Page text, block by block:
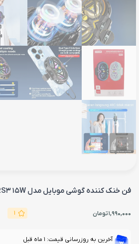
فن خنک کننده گوشی موبایل مدل RS3 15W رادیاتوری دوگانه
1,990,000تومان 1
آخرین به روزرسانی قیمت: 1 ماه قبل